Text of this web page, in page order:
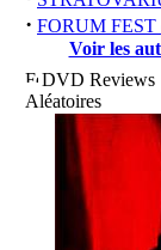
· FORUM
Voir les
DVD Reviews
Aléatoires